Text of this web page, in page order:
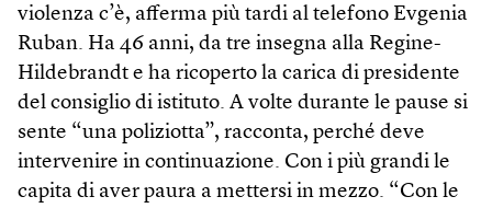
violenza c’è, afferma più tardi al telefono Evgenia
Ruban. Ha 46 anni, da tre insegna alla Regine-
Hildebrandt e ha ricoperto la carica di presidente
del consiglio di istituto. A volte durante le pause si
sente “una poliziotta”, racconta, perché deve
intervenire in continuazione. Con i più grandi le
capita di aver paura a mettersi in mezzo. “Con le